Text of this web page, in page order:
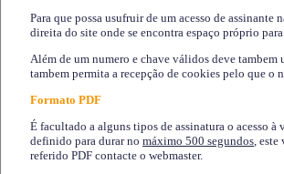
Para que possa usufruir de um acesso de
direita do site onde se encontra espaço próprio
Além de um numero e chave válidos deve
tambem permita a recepção de cookies pelo que
Formato PDF
É facultado a alguns tipos de assinatura o acesso à
definido para durar no máximo 500 segundos, este
referido PDF contacte o webmaster.